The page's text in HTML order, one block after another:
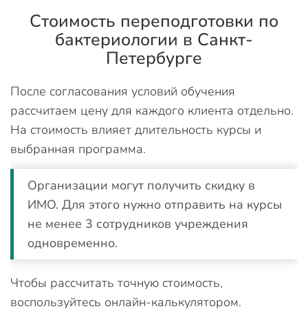
Стоимость переподготовки по
бактериологии в Санкт-
Петербурге
После согласования условий обучения
рассчитаем цену для каждого клиента отдельно.
На стоимость влияет длительность курсы и
выбранная программа.
Организации могут получить скидку в
ИМО. Для этого нужно отправить на курсы
не менее 3 сотрудников учреждения
одновременно.
Чтобы рассчитать точную стоимость,
воспользуйтесь онлайн-калькулятором.